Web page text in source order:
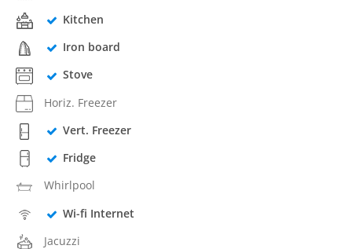
Kitchen
Iron board
Stove
Horiz. Freezer
Vert. Freezer
Fridge
Whirlpool
Wi-fi Internet
Jacuzzi